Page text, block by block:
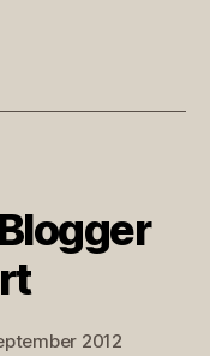
2012